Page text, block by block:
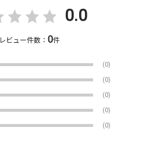
0.0
レビュー件数：0件
(0)
(0)
(0)
(0)
(0)